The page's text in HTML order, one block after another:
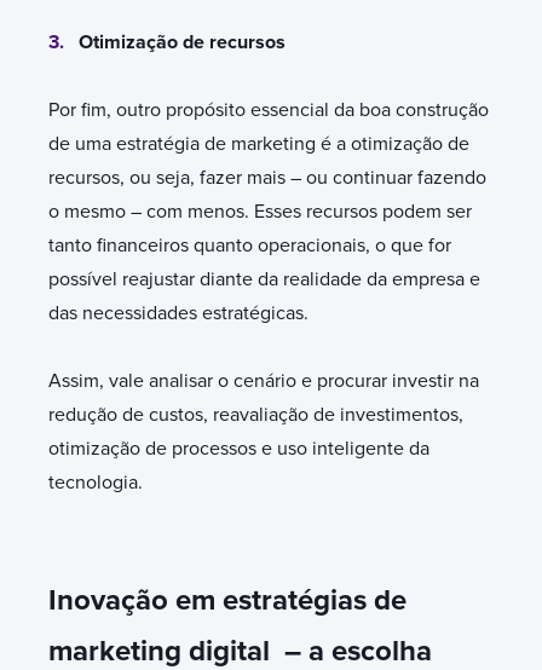
3. Otimização de recursos
Por fim, outro propósito essencial da boa construção
de uma estratégia de marketing é a otimização de
recursos, ou seja, fazer mais – ou continuar fazendo
o mesmo – com menos. Esses recursos podem ser
tanto financeiros quanto operacionais, o que for
possível reajustar diante da realidade da empresa e
das necessidades estratégicas.
Assim, vale analisar o cenário e procurar investir na
redução de custos, reavaliação de investimentos,
otimização de processos e uso inteligente da
tecnologia.
Inovação em estratégias de
marketing digital – a escolha